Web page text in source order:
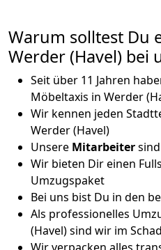
Warum solltest Du
Werder (Havel) bei
Seit über 11 Jahren
Möbeltaxis in Werder
Wir kennen jeden
Werder (Havel)
Unsere Mitarbeiter
Wir bieten Dir einen
Umzugspaket
Bei uns bist Du in den
Als professionelles
(Havel) sind wir im